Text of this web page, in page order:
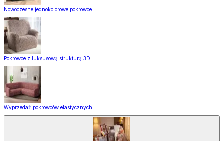
Nowoczesne jednokolorowe pokrowce
Pokrowce z luksusową strukturą 3D
Wyprzedaż pokrowców elastycznych